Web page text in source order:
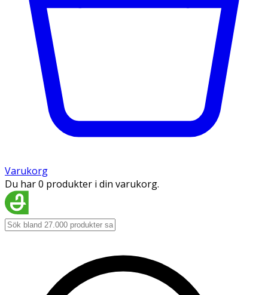
Varukorg
Du har 0 produkter i din varukorg.